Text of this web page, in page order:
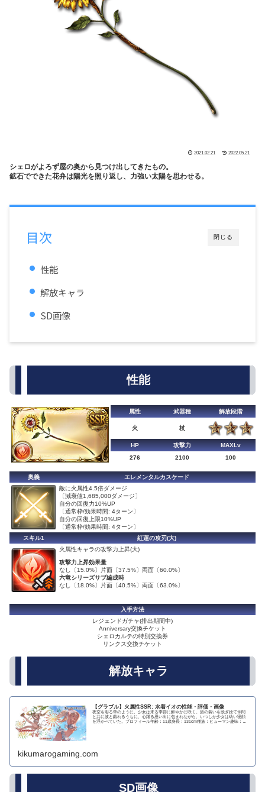
2021.02.21 2022.05.21
シェロがよろず屋の奥から見つけ出してきたもの。
鉱石でできた花弁は陽光を照り返し、力強い太陽を思わせる。
閉じる
目次
性能
解放キャラ
SD画像
性能
属性 武器種 解放段階
火 杖
HP 攻撃力
MAXLv
276
2100 100
奥義
エレメンタルカスケード
敵に火属性4.5倍ダメージ
〔減衰値1,685,000ダメージ〕
自分の回復力10%UP
〔通常枠/効果時間: 4ターン〕
自分の回復上限10%UP
〔通常枠/効果時間: 4ターン〕
スキル1
紅蓮の攻刃(大)
火属性キャラの攻撃力上昇(大)
攻撃力上昇効果量
なし〔15.0%〕片面〔37.5%〕両面〔60.0%〕
六竜シリーズサブ編成時
なし〔18.0%〕片面〔40.5%〕両面〔63.0%〕
入手方法
レジェンドガチャ(排出期間中)
Anniversary交換チケット
シェロカルテの特別交換券
リンクス交換チケット
解放キャラ
【グラブル】火属性SSR: 水着イオの性能・評価・画像
夜空を彩る華のように、少女は来る季節に鮮やかに咲く。旅の装いを脱ぎ捨て仲間
と共に波と戯れるうちに、心躍る思い出に包まれながら、いつしか少女は幼い寝顔
を浮かべていた。プロフィール年齢：11歳身長：131cm種族：ヒューマン趣味：お
kikumarogaming.com
SD画像